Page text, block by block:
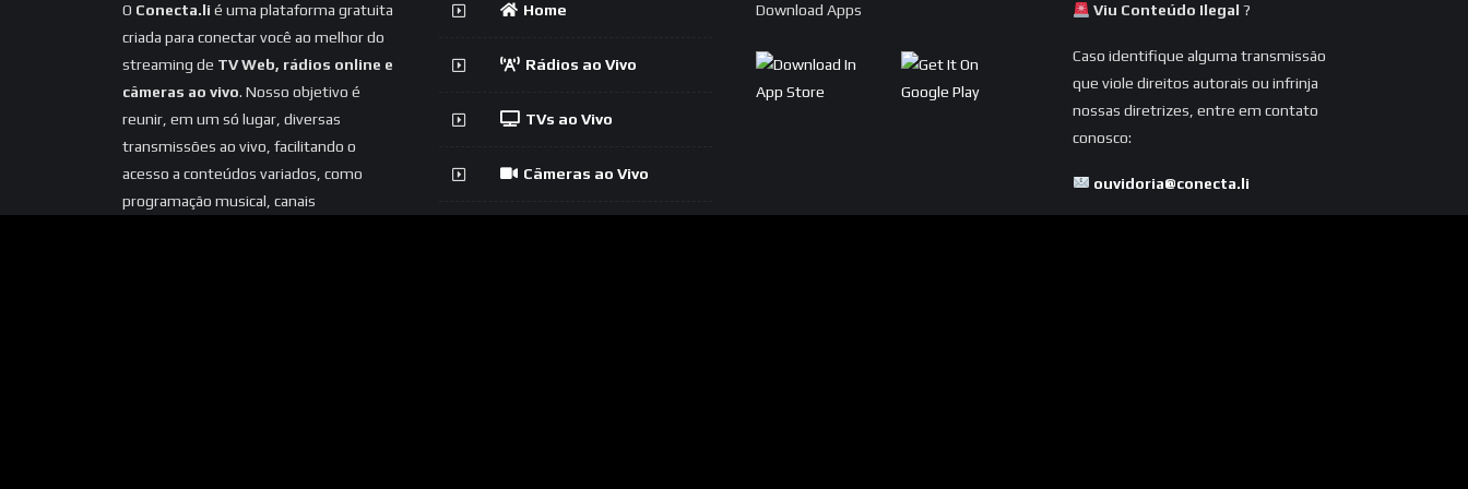
O Conecta.li é uma plataforma gratuita
criada para conectar você ao melhor do
streaming de TV Web, rádios online e
câmeras ao vivo. Nosso objetivo é
reunir, em um só lugar, diversas
transmissões ao vivo, facilitando o
acesso a conteúdos variados, como
programação musical, canais
Home
Rádios ao Vivo
TVs ao Vivo
Câmeras ao Vivo
Download Apps Viu Conteúdo Ilegal ?
Caso identifique alguma transmissão
que viole direitos autorais ou infrinja
nossas diretrizes, entre em contato
conosco:
ouvidoria@conecta.li